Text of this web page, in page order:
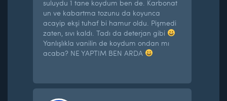
suluydu 1 tane koydum ben de. Karbonat
un ve kabartma tozunu da koyunca
acayip ekşi tuhaf bi hamur oldu. Pişmedi
zaten, sıvı kaldı. Tadı da deterjan gibi
Yanlışlıkla vanilin de koydum ondan mı
acaba? NE YAPTIM BEN ARDA